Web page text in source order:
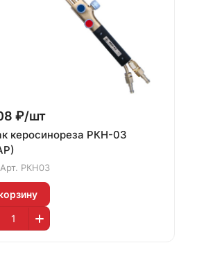
₽/шт
керосинореза РКН-03
Арт. РКН03